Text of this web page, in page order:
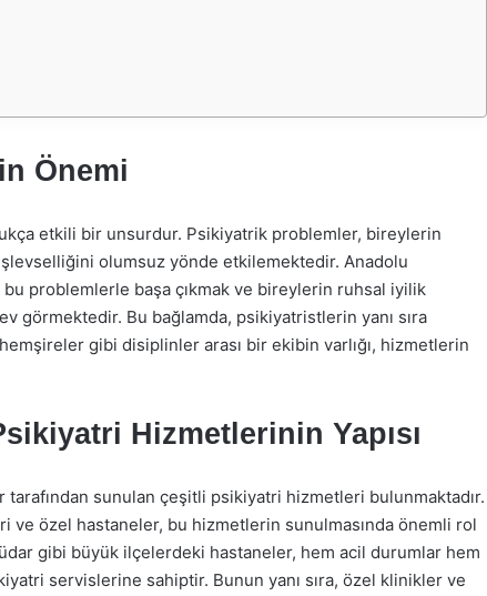
Önemi
etkili bir unsurdur. Psikiyatrik problemler, bireylerin
olumsuz yönde etkilemektedir. Anadolu
bu problemlerle başa çıkmak ve bireylerin ruhsal iyilik
görmektedir. Bu bağlamda, psikiyatristlerin yanı sıra
gibi disiplinler arası bir ekibin varlığı, hizmetlerin
Hizmetlerinin Yapısı
tarafından sunulan çeşitli psikiyatri hizmetleri bulunmaktadır.
ve özel hastaneler, bu hizmetlerin sunulmasında önemli rol
gibi büyük ilçelerdeki hastaneler, hem acil durumlar hem
servislerine sahiptir. Bunun yanı sıra, özel klinikler ve